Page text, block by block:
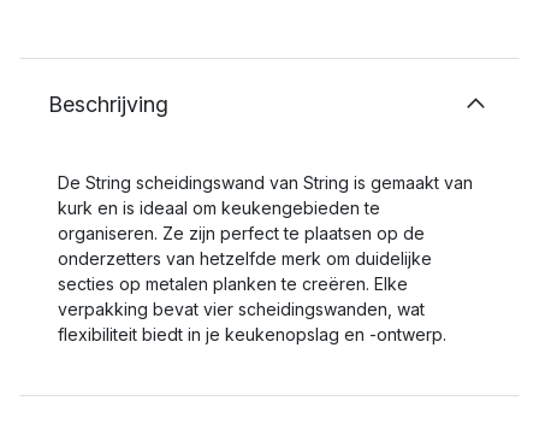
Beschrijving
De String scheidingswand van String is gemaakt van
kurk en is ideaal om keukengebieden te
organiseren. Ze zijn perfect te plaatsen op de
onderzetters van hetzelfde merk om duidelijke
secties op metalen planken te creëren. Elke
verpakking bevat vier scheidingswanden, wat
flexibiliteit biedt in je keukenopslag en -ontwerp.